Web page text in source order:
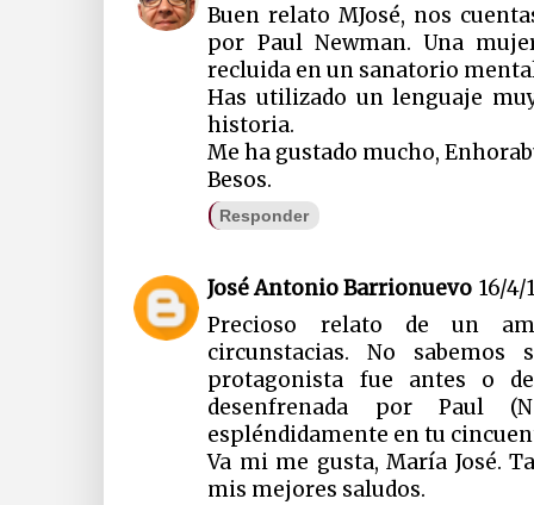
Buen relato MJosé, nos
por Paul Newman. Una
recluida en un sanatorio
Has utilizado un lenguaje
historia.
Me ha gustado mucho,
Besos.
Responder
José Antonio Barrionuevo 16/4/
Precioso relato de un
circunstacias. No
protagonista fue antes o
desenfrenada por Paul
espléndidamente en tu
Va mi me gusta, María José.
mis mejores saludos.